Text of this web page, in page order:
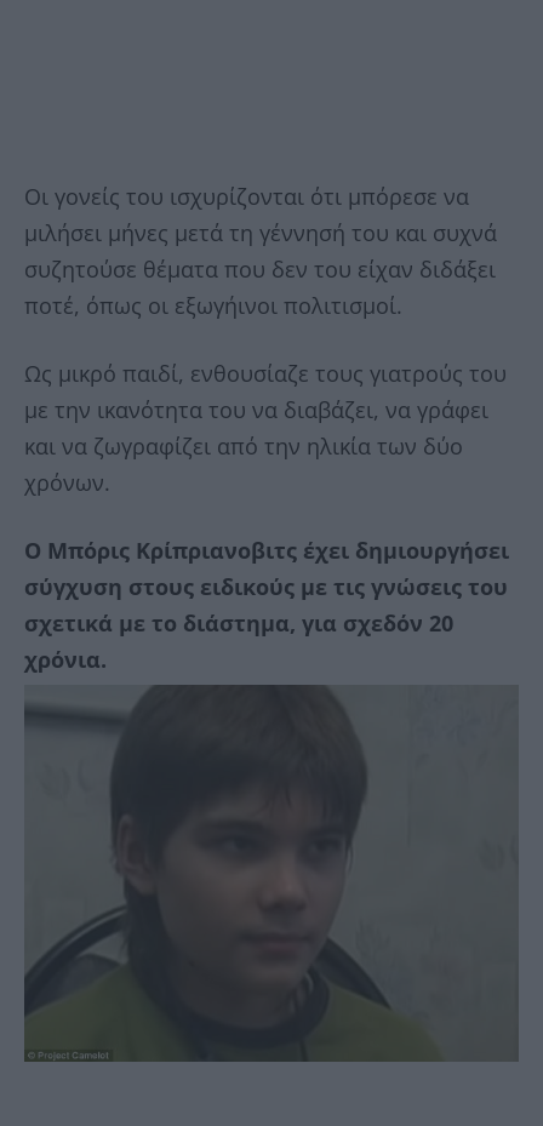
Οι γονείς του ισχυρίζονται ότι μπόρεσε να
μιλήσει μήνες μετά τη γέννησή του και συχνά
συζητούσε θέματα που δεν του είχαν διδάξει
ποτέ, όπως οι εξωγήινοι πολιτισμοί.
Ως μικρό παιδί, ενθουσίαζε τους γιατρούς του
με την ικανότητα του να διαβάζει, να γράφει
και να ζωγραφίζει από την ηλικία των δύο
χρόνων.
Ο Μπόρις Κρίπριανοβιτς έχει δημιουργήσει
σύγχυση στους ειδικούς με τις γνώσεις του
σχετικά με το διάστημα, για σχεδόν 20
χρόνια.